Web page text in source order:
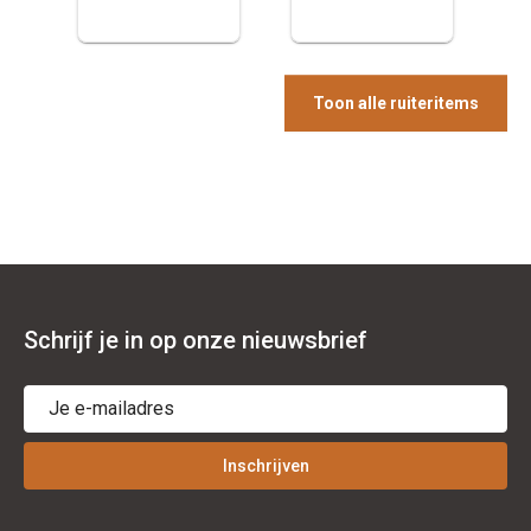
Toon alle ruiteritems
Schrijf je in op onze nieuwsbrief
Inschrijven